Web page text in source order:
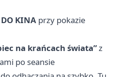
KINA przy pokazie
na krańcach świata”z
po seansie